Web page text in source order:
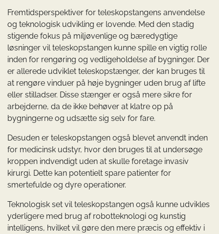
Fremtidsperspektiver for teleskopstangens anvendelse
og teknologisk udvikling er lovende. Med den stadig
stigende fokus på miljøvenlige og bæredygtige
løsninger vil teleskopstangen kunne spille en vigtig rolle
inden for rengøring og vedligeholdelse af bygninger. Der
er allerede udviklet teleskopstænger, der kan bruges til
at rengøre vinduer på høje bygninger uden brug af lifte
eller stilladser. Disse stænger er også mere sikre for
arbejderne, da de ikke behøver at klatre op på
bygningerne og udsætte sig selv for fare.
Desuden er teleskopstangen også blevet anvendt inden
for medicinsk udstyr, hvor den bruges til at undersøge
kroppen indvendigt uden at skulle foretage invasiv
kirurgi. Dette kan potentielt spare patienter for
smertefulde og dyre operationer.
Teknologisk set vil teleskopstangen også kunne udvikles
yderligere med brug af robotteknologi og kunstig
intelligens, hvilket vil gøre den mere præcis og effektiv i